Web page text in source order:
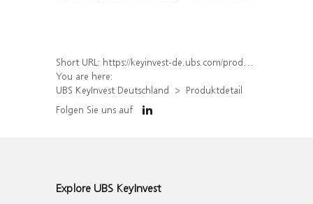
Short URL: https://keyinvest-de.ubs.com/produkt/detail/index/isin/DE000WA8KYT3
You are here:
UBS KeyInvest Deutschland
Produktdetail
Folgen Sie uns auf
Explore UBS KeyInvest